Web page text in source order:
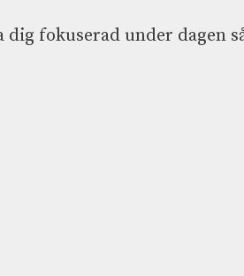
fokuserad under